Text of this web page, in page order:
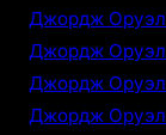
Джордж
Джордж
Джордж
Джордж